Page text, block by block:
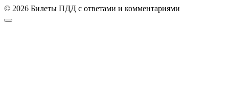
© 2026 Билеты ПДД с ответами и комментариями